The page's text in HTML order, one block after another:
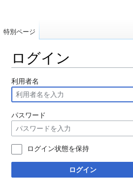
ログイン
ナ
ビ
ゲ
ー
シ
ョ
ン
に
動
検
索
に
移
動
利用者名
パスワード
ログイン状態を保持
ログイン
特別ページ